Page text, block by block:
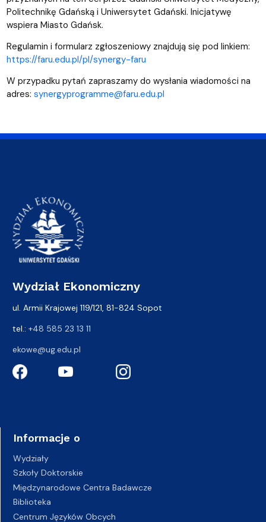
Politechnikę Gdańską i Uniwersytet Gdański. Inicjatywę
wspiera Miasto Gdańsk.
Regulamin i formularz zgłoszeniowy znajdują się pod linkiem:
https://faru.edu.pl/pl/synergy-faru
W przypadku pytań zapraszamy do wysłania wiadomości na
adres: synergyprogramme@faru.edu.pl
Wydział Ekonomiczny
ul. Armii Krajowej 119/121, 81-824 Sopot
tel.: +48 585 23 13 11
ekowe@ug.edu.pl
Informacje o
Wydziały
Szkoły Doktorskie
Międzynarodowe Centra Badawcze
Biblioteka
Centrum Języków Obcych